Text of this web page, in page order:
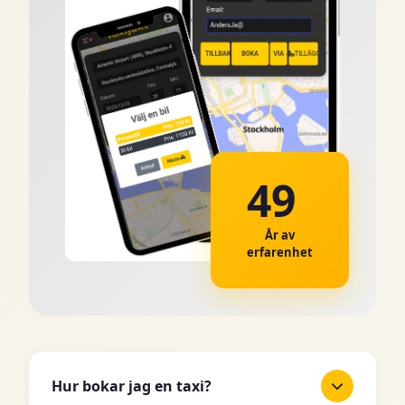
49
År av
erfarenhet
Hur bokar jag en taxi?